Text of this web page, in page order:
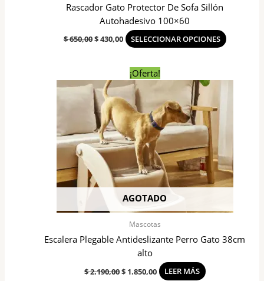
Rascador Gato Protector De Sofa Sillón
Autohadesivo 100×60
$650,00$430,00 SELECCIONAR OPCIONES
¡Oferta!
AGOTADO
Mascotas
Escalera Plegable Antideslizante Perro Gato 38cm
alto
$2.190,00
precio
original
era:
$ 2.190,00.
$1.850,00
El
precio
es:
$ 1.850,00.
LEER MÁS